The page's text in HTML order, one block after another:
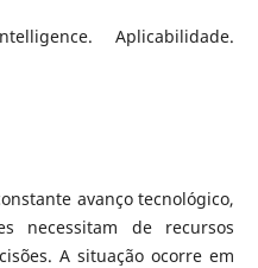
Aplicabilidade.
avanço tecnológico,
necessitam de recursos
A situação ocorre em